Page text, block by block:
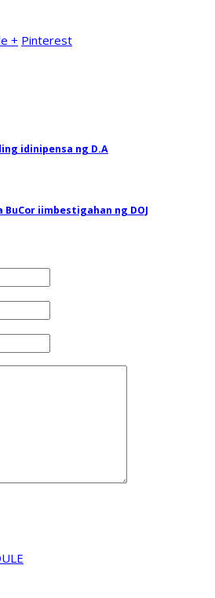
+ Pinterest
idinipensa ng D.A
BuCor iimbestigahan ng DOJ